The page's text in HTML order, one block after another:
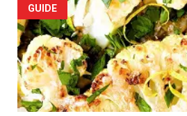
Articler
-
section
34
GUIDE